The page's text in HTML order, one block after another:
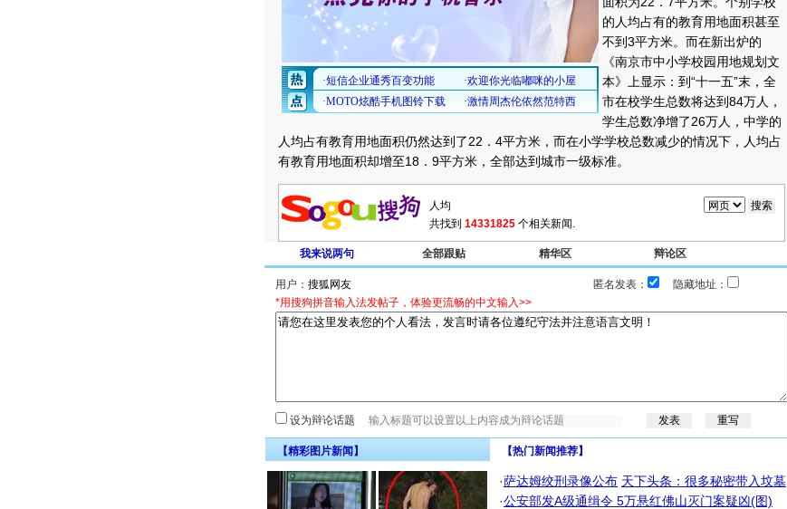
的人均占有的教育用地面积甚至
不到3平方米。而在新出炉的
《南京市中小学校园用地规划文
本》上显示：到“十一五”末，全
市在校学生总数将达到84万人，
学生总数净增了26万人，中学的
人均占有教育用地面积仍然达到了22．4平方米，而在小学学校总数减少的情况下，人均占
有教育用地面积却增至18．9平方米，全部达到城市一级标准。
共找到 14331825 个相关新闻.
我来说两句 全部跟贴 精华区 辩论区
用户： 匿名发表：
隐藏地址：
*用搜狗拼音输入法发帖子，体验更流畅的中文输入>>
设为辩论话题
【精彩图片新闻】 【热门新闻推荐】
·萨达姆绞刑录像公布 天下头条：很多秘密带入坟墓
·公安部发A级通缉令 5万悬红佛山灭门案疑凶(图)